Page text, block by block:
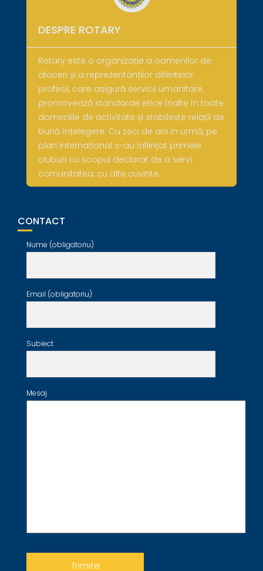
DESPRE ROTARY
Rotary este o organizație a oamenilor de
afaceri și a reprezentanților diferitelor
profesii, care asigură servicii umanitare,
promovează standarde etice înalte în toate
domeniile de activitate și stabilește relații de
bună înțelegere. Cu zeci de ani în urmă, pe
plan internațional s-au înființat primele
cluburi cu scopul declarat de a servi
comunitatea, cu alte cuvinte,…
CONTACT
Nume (obligatoriu)
Email (obligatoriu)
Subiect
Mesaj